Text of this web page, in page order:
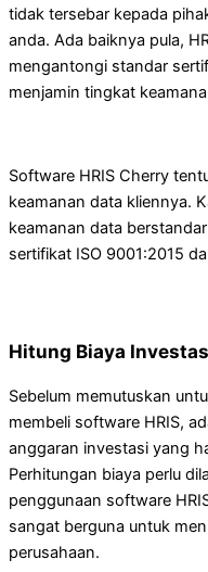
tidak tersebar kepada
anda. Ada baiknya pula,
mengantongi standar
menjamin tingkat
Software HRIS Cherry
keamanan data kliennya.
keamanan data
sertifikat ISO 9001:2015
Hitung Biaya
Sebelum memutuskan
membeli software HRIS,
anggaran investasi yang
Perhitungan biaya perlu
penggunaan software
sangat berguna untuk
perusahaan.